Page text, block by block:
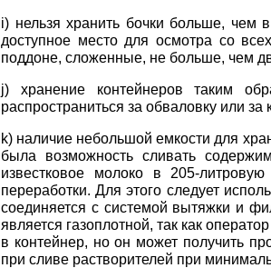
i) нельзя хранить бочки больше, чем
доступное место для осмотра со
поддоне, сложенные, не больше, чем
j) хранение контейнеров таким
распространиться за обваловку или
k) наличие небольшой емкости для
была возможность сливать
известковое молоко в 205-
переработки. Для этого следует
соединяется с системой вытяжки и
является газоплотной, так как
в контейнер, но он может получить
при сливе растворителей при